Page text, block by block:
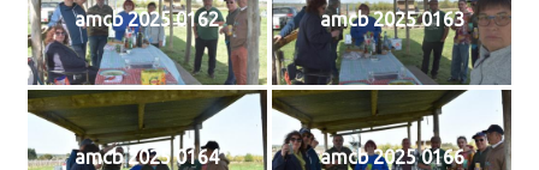
amcb 2025 0162 amcb 2025 0163
amcb 2025 0164 amcb 2025 0166